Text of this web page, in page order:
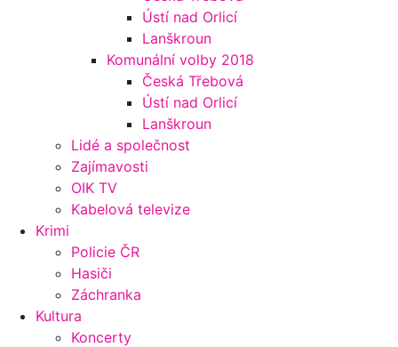
Ústí nad Orlicí
Lanškroun
Komunální volby 2018
Česká Třebová
Ústí nad Orlicí
Lanškroun
Lidé a společnost
Zajímavosti
OIK TV
Kabelová televize
Krimi
Policie ČR
Hasiči
Záchranka
Kultura
Koncerty